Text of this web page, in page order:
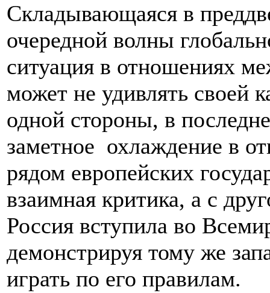
Складывающаяся в
очередной волны
ситуация в отношениях
может не удивлять своей
одной стороны, в
заметное охлаждение в
рядом европейских
взаимная критика, а с
Россия вступила во
демонстрируя тому же
играть по его правилам.